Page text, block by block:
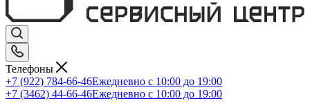
Телефоны
+7 (922) 784-66-46Ежедневно с 10:00 до 19:00
+7 (3462) 44-66-46Ежедневно с 10:00 до 19:00